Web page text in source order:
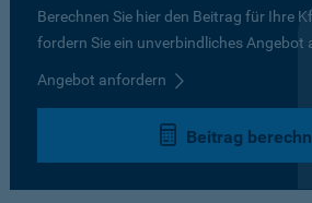
Berechnen Sie hier den Beitrag für Ihre
fordern Sie ein unverbindliches Angebot
Angebot anfordern
Beitrag